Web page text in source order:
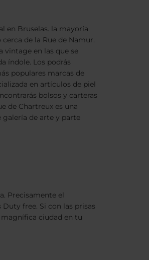
en Bruselas. la mayoría
de la Rue de Namur.
vintage en las que se
índole. Los podrás
populares marcas de
en artículos de piel
bolsos y carteras
de Chartreux es una
galería de arte y parte
Precisamente el
free. Si con las prisas
ciudad en tu